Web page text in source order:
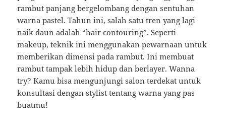
rambut panjang bergelombang dengan sentuhan
warna pastel. Tahun ini, salah satu tren yang lagi
naik daun adalah “hair contouring”. Seperti
makeup, teknik ini menggunakan pewarnaan untuk
memberikan dimensi pada rambut. Ini membuat
rambut tampak lebih hidup dan berlayer. Wanna
try? Kamu bisa mengunjungi salon terdekat untuk
konsultasi dengan stylist tentang warna yang pas
buatmu!